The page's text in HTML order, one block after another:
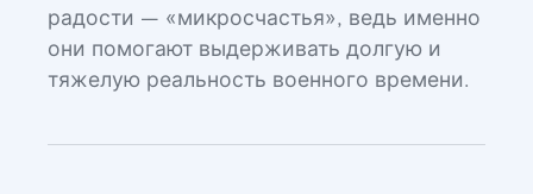
радости — «микросчастья», ведь именно
они помогают выдерживать долгую и
тяжелую реальность военного времени.